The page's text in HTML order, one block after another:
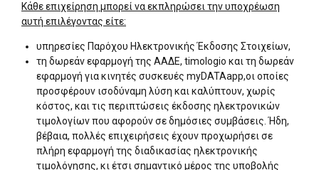
Κάθε επιχείρηση μπορεί να εκπληρώσει την υποχρέωση
αυτή επιλέγοντας είτε:
υπηρεσίες Παρόχου Ηλεκτρονικής Έκδοσης Στοιχείων,
τη δωρεάν εφαρμογή της ΑΑΔΕ, timologio και τη δωρεάν
εφαρμογή για κινητές συσκευές myDATAapp,οι οποίες
προσφέρουν ισοδύναμη λύση και καλύπτουν, χωρίς
κόστος, και τις περιπτώσεις έκδοσης ηλεκτρονικών
τιμολογίων που αφορούν σε δημόσιες συμβάσεις. Ήδη,
βέβαια, πολλές επιχειρήσεις έχουν προχωρήσει σε
πλήρη εφαρμογή της διαδικασίας ηλεκτρονικής
τιμολόγησης, κι έτσι σημαντικό μέρος της υποβολής